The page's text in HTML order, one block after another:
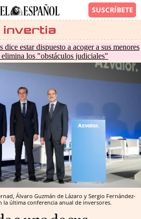
dice estar dispuesto a acoger a sus menores
elimina los "obstáculos judiciales"
Álvaro Guzmán de Lázaro y Sergio Fernández-
la última conferencia anual de inversores.